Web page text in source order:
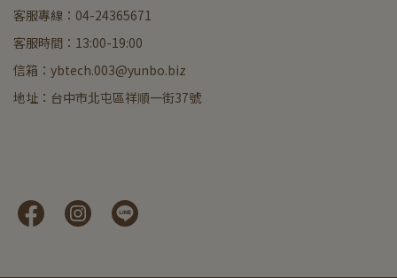
客服專線：04-24365671
客服時間：13:00-19:00
信箱：ybtech.003@yunbo.biz
地址：台中市北屯區祥順一街37號